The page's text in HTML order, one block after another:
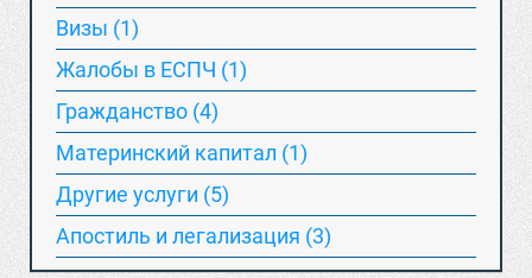
Визы (1)
Жалобы в ЕСПЧ (1)
Гражданство (4)
Материнский капитал (1)
Другие услуги (5)
Апостиль и легализация (3)